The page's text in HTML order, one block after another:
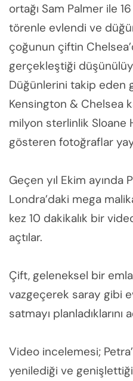
ortağı Sam Palmer ile
törenle evlendi ve
çoğunun çiftin
gerçekleştiği
Düğünlerini takip eden
Kensington & Chelsea
milyon sterlinlik Sloane
gösteren fotoğraflar
Geçen yıl Ekim ayında
Londra’daki mega
kez 10 dakikalık bir
açtılar.
Çift, geleneksel bir
vazgeçerek saray gibi
satmayı planladıklarını
Video incelemesi;
yenilediği ve genişlettiği